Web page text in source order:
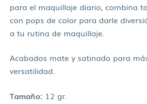
para el maquillaje diario, combina
con pops de color para darle
a tu rutina de maquillaje.
Acabados mate y satinado para
versatilidad.
Tamaño: 12 gr.